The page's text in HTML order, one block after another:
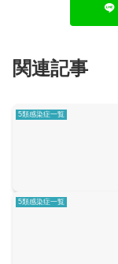
関連記事
5類感染症一覧
5類感染症一覧